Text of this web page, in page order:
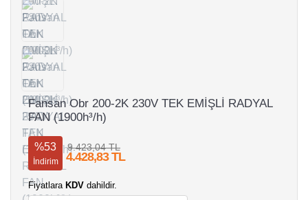
Fansan Obr 200-2K 230V TEK EMİŞLİ RADYAL
FAN (1900h³/h)
%53
İndirim
9.423,04 TL
4.428,83 TL
Fiyatlara KDV dahildir.